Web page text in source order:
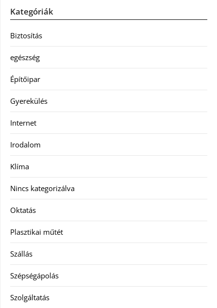
Kategóriák
Biztosítás
egészség
Építőipar
Gyerekülés
Internet
Irodalom
Klíma
Nincs kategorizálva
Oktatás
Plasztikai műtét
Szállás
Szépségápolás
Szolgáltatás